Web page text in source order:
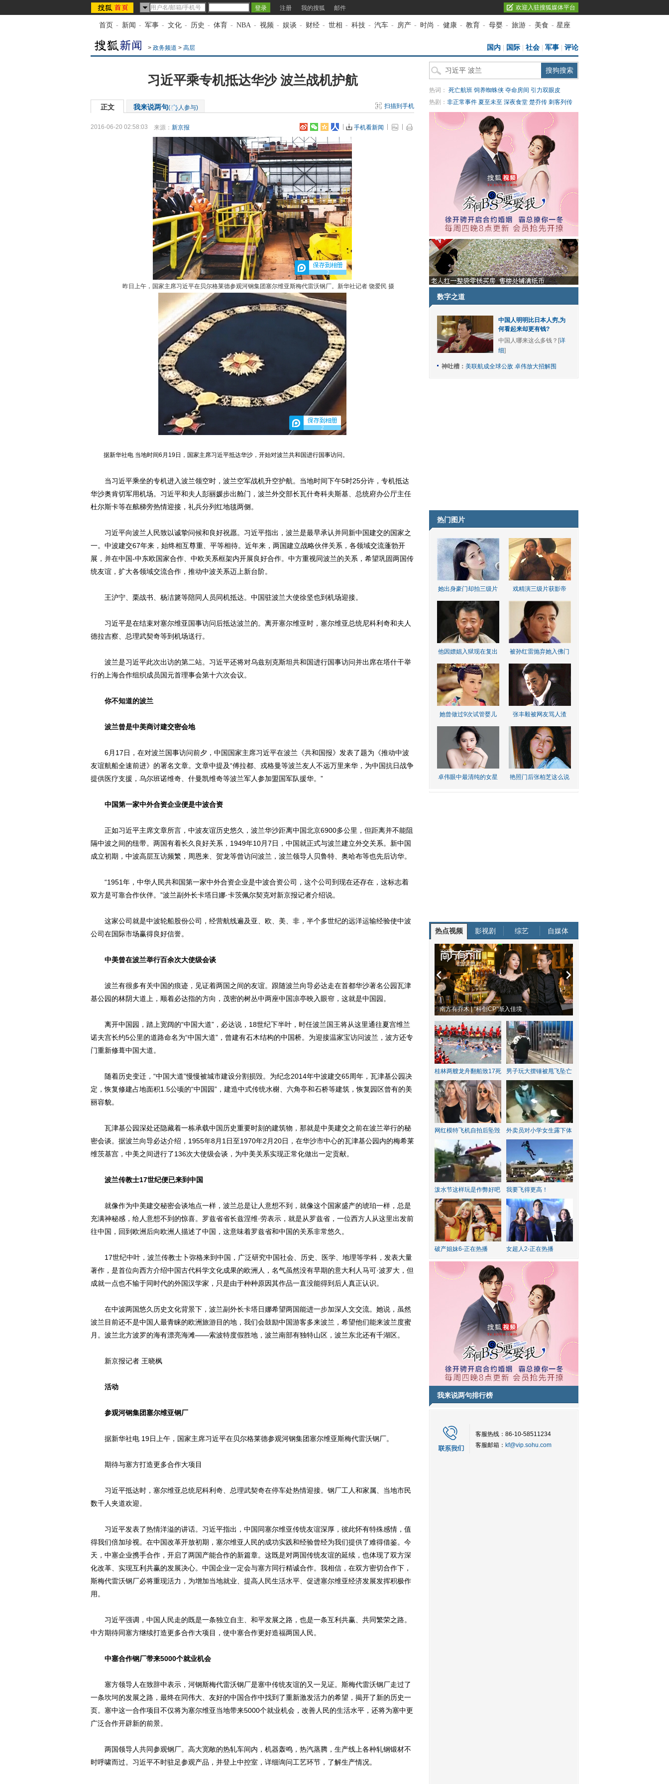
注册 我的搜狐 邮件 欢迎入驻搜狐媒体平台
首页 - 新闻 - 军事 - 文化 - 历史 - 体育 - NBA - 视频 - 娱谈 - 财经 - 世相 - 科技 - 汽车 - 房产 - 时尚 - 健康 - 教育 - 母婴 - 旅游 - 美食 - 星座
> 政务频道 > 高层 国内 国际 社会 军事 评论
习近平乘专机抵达华沙 波兰战机护航
正文 我来说两句( 人参与) 扫描到手机
2016-06-20 02:58:03 来源： 新京报 手机看新闻
2
昨日上午，国家主席习近平在贝尔格莱德参观河钢集团塞尔维亚斯梅代雷沃钢厂。新华社记者 饶爱民 摄
2
据新华社电 当地时间6月19日，国家主席习近平抵达华沙，开始对波兰共和国进行国事访问。
当习近平乘坐的专机进入波兰领空时，波兰空军战机升空护航。当地时间下午5时25分许，专机抵达
华沙奥肯切军用机场。习近平和夫人彭丽媛步出舱门，波兰外交部长瓦什奇科夫斯基、总统府办公厅主任
杜尔斯卡等在舷梯旁热情迎接，礼兵分列红地毯两侧。
习近平向波兰人民致以诚挚问候和良好祝愿。习近平指出，波兰是最早承认并同新中国建交的国家之
一。中波建交67年来，始终相互尊重、平等相待。近年来，两国建立战略伙伴关系，各领域交流蓬勃开
展，并在中国-中东欧国家合作、中欧关系框架内开展良好合作。中方重视同波兰的关系，希望巩固两国传
统友谊，扩大各领域交流合作，推动中波关系迈上新台阶。
王沪宁、栗战书、杨洁篪等陪同人员同机抵达。中国驻波兰大使徐坚也到机场迎接。
习近平是在结束对塞尔维亚国事访问后抵达波兰的。离开塞尔维亚时，塞尔维亚总统尼科利奇和夫人
德拉吉察、总理武契奇等到机场送行。
波兰是习近平此次出访的第二站。习近平还将对乌兹别克斯坦共和国进行国事访问并出席在塔什干举
行的上海合作组织成员国元首理事会第十六次会议。
你不知道的波兰
波兰曾是中美商讨建交密会地
6月17日，在对波兰国事访问前夕，中国国家主席习近平在波兰《共和国报》发表了题为《推动中波
友谊航船全速前进》的署名文章。文章中提及“傅拉都、戎格曼等波兰友人不远万里来华，为中国抗日战争
提供医疗支援，乌尔班诺维奇、什曼凯维奇等波兰军人参加盟国军队援华。”
中国第一家中外合资企业便是中波合资
正如习近平主席文章所言，中波友谊历史悠久，波兰华沙距离中国北京6900多公里，但距离并不能阻
隔中波之间的纽带。两国有着长久良好关系，1949年10月7日，中国就正式与波兰建立外交关系。新中国
成立初期，中波高层互访频繁，周恩来、贺龙等曾访问波兰，波兰领导人贝鲁特、奥哈布等也先后访华。
“1951年，中华人民共和国第一家中外合资企业是中波合资公司，这个公司到现在还存在，这标志着
双方是可靠合作伙伴。”波兰副外长卡塔日娜·卡茨佩尔契克对新京报记者介绍说。
这家公司就是中波轮船股份公司，经营航线遍及亚、欧、美、非，半个多世纪的远洋运输经验使中波
公司在国际市场赢得良好信誉。
中美曾在波兰举行百余次大使级会谈
波兰有很多有关中国的痕迹，见证着两国之间的友谊。跟随波兰向导必达走在首都华沙著名公园瓦津
基公园的林阴大道上，顺着必达指的方向，茂密的树丛中两座中国凉亭映入眼帘，这就是中国园。
离开中国园，踏上宽阔的“中国大道”，必达说，18世纪下半叶，时任波兰国王将从这里通往夏宫维兰
诺夫宫长约5公里的道路命名为“中国大道”，曾建有石木结构的中国桥。为迎接温家宝访问波兰，波方还专
门重新修葺中国大道。
随着历史变迁，“中国大道”慢慢被城市建设分割损毁。为纪念2014年中波建交65周年，瓦津基公园决
定，恢复修建占地面积1.5公顷的“中国园”，建造中式传统水榭、六角亭和石桥等建筑，恢复园区曾有的美
丽容貌。
瓦津基公园深处还隐藏着一栋承载中国历史重要时刻的建筑物，那就是中美建交之前在波兰举行的秘
密会谈。据波兰向导必达介绍，1955年8月1日至1970年2月20日，在华沙市中心的瓦津基公园内的梅希莱
维茨基宫，中美之间进行了136次大使级会谈，为中美关系实现正常化做出一定贡献。
波兰传教士17世纪便已来到中国
就像作为中美建交秘密会谈地点一样，波兰总是让人意想不到，就像这个国家盛产的琥珀一样，总是
充满神秘感，给人意想不到的惊喜。罗兹省省长兹涅维·劳表示，就是从罗兹省，一位西方人从这里出发前
往中国，回到欧洲后向欧洲人描述了中国，这意味着罗兹省和中国的关系非常悠久。
17世纪中叶，波兰传教士卜弥格来到中国，广泛研究中国社会、历史、医学、地理等学科，发表大量
著作，是首位向西方介绍中国古代科学文化成果的欧洲人，名气虽然没有早期的意大利人马可·波罗大，但
成就一点也不输于同时代的外国汉学家，只是由于种种原因其作品一直没能得到后人真正认识。
在中波两国悠久历史文化背景下，波兰副外长卡塔日娜希望两国能进一步加深人文交流。她说，虽然
波兰目前还不是中国人最青睐的欧洲旅游目的地，我们会鼓励中国游客多来波兰，希望他们能来波兰度蜜
月。波兰北方波罗的海有漂亮海滩——索波特度假胜地，波兰南部有独特山区，波兰东北还有千湖区。
新京报记者 王晓枫
活动
参观河钢集团塞尔维亚钢厂
据新华社电 19日上午，国家主席习近平在贝尔格莱德参观河钢集团塞尔维亚斯梅代雷沃钢厂。
期待与塞方打造更多合作大项目
习近平抵达时，塞尔维亚总统尼科利奇、总理武契奇在停车处热情迎接。钢厂工人和家属、当地市民
数千人夹道欢迎。
习近平发表了热情洋溢的讲话。习近平指出，中国同塞尔维亚传统友谊深厚，彼此怀有特殊感情，值
得我们倍加珍视。在中国改革开放初期，塞尔维亚人民的成功实践和经验曾经为我们提供了难得借鉴。今
天，中塞企业携手合作，开启了两国产能合作的新篇章。这既是对两国传统友谊的延续，也体现了双方深
化改革、实现互利共赢的发展决心。中国企业一定会与塞方同行精诚合作。我相信，在双方密切合作下，
斯梅代雷沃钢厂必将重现活力，为增加当地就业、提高人民生活水平、促进塞尔维亚经济发展发挥积极作
用。
习近平强调，中国人民走的既是一条独立自主、和平发展之路，也是一条互利共赢、共同繁荣之路。
中方期待同塞方继续打造更多合作大项目，使中塞合作更好造福两国人民。
中塞合作钢厂带来5000个就业机会
塞方领导人在致辞中表示，河钢斯梅代雷沃钢厂是塞中传统友谊的又一见证。斯梅代雷沃钢厂走过了
一条坎坷的发展之路，最终在同伟大、友好的中国合作中找到了重新激发活力的希望，揭开了新的历史一
页。塞中这一合作项目不仅将为塞尔维亚当地带来5000个就业机会，改善人民的生活水平，还将为塞中更
广泛合作开辟新的前景。
两国领导人共同参观钢厂。高大宽敞的热轧车间内，机器轰鸣，热汽蒸腾，生产线上各种轧钢锻材不
时呼啸而过。习近平不时驻足参观产品，并登上中控室，详细询问工艺环节，了解生产情况。
热词： 死亡航班 饲养蜘蛛侠 夺命房间 引力双眼皮
热剧： 非正常事件 夏至未至 深夜食堂 楚乔传 刺客列传
数字之道
中国人明明比日本人穷,为
何看起来却更有钱?
中国人哪来这么多钱？[详
细]
神吐槽： 美联航成全球公敌 卓伟放大招解围
热门图片
她出身豪门却拍三级片 戏精演三级片获影帝
他因嫖娼入狱现在复出 被孙红雷抛弃她入佛门
她曾做过9次试管婴儿 张丰毅被网友骂人渣
卓伟眼中最清纯的女星 艳照门后张柏芝这么说
热点视频 影视剧 综艺 自媒体
南方有乔木 | “科创CP”渐入佳境
桂林两艘龙舟翻船致17死 男子玩大摆锤被甩飞坠亡
网红模特飞机自拍后坠毁 外卖员对小学女生露下体
泼水节这样玩是作弊好吧 我要飞得更高！
破产姐妹6-正在热播 女超人2-正在热播
我来说两句排行榜
客服热线：86-10-58511234
客服邮箱： kf@vip.sohu.com